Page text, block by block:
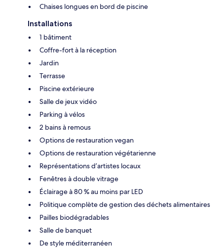
Chaises longues en bord de piscine
Installations
1 bâtiment
Coffre-fort à la réception
Jardin
Terrasse
Piscine extérieure
Salle de jeux vidéo
Parking à vélos
2 bains à remous
Options de restauration vegan
Options de restauration végétarienne
Représentations d’artistes locaux
Fenêtres à double vitrage
Éclairage à 80 % au moins par LED
Politique complète de gestion des déchets alimentaires
Pailles biodégradables
Salle de banquet
De style méditerranéen